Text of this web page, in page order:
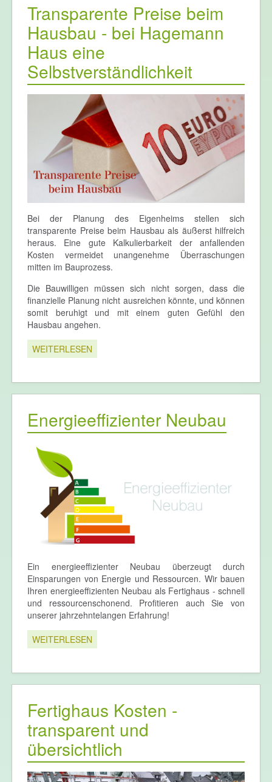
Transparente Preise beim
Hausbau - bei Hagemann
Haus eine
Selbstverständlichkeit
Bei der Planung des Eigenheims stellen sich
transparente Preise beim Hausbau als äußerst hilfreich
heraus. Eine gute Kalkulierbarkeit der anfallenden
Kosten vermeidet unangenehme Überraschungen
mitten im Bauprozess.
Die Bauwilligen müssen sich nicht sorgen, dass die
finanzielle Planung nicht ausreichen könnte, und können
somit beruhigt und mit einem guten Gefühl den
Hausbau angehen.
WEITERLESEN
Energieeffizienter Neubau
Ein energieeffizienter Neubau überzeugt durch
Einsparungen von Energie und Ressourcen. Wir bauen
Ihren energieeffizienten Neubau als Fertighaus - schnell
und ressourcenschonend. Profitieren auch Sie von
unserer jahrzehntelangen Erfahrung!
WEITERLESEN
Fertighaus Kosten -
transparent und
übersichtlich